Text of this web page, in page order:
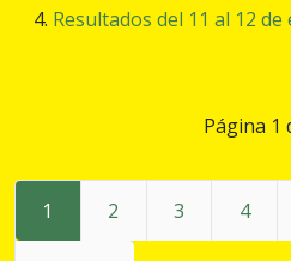
Resultados del 11 al 12 de
Página 1
1 2 3 4